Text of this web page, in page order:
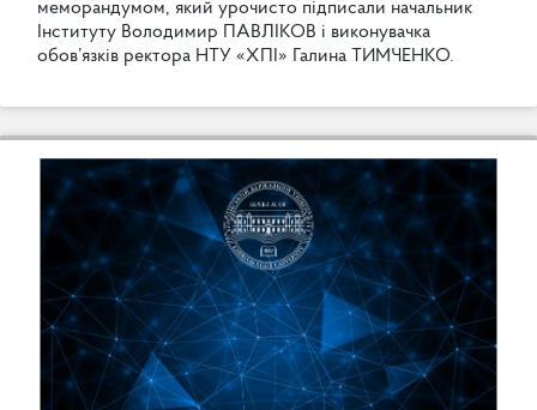
меморандумом, який урочисто підписали начальник
нституту Володимир ПАВЛ КОВ і виконувачка
обов’язків ректора НТУ «ХП » Галина ТИ МЧ ЕН КО.